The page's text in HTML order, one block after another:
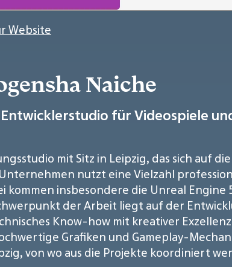
Website
Naiche
für Videospiele
mit Sitz in Leipzig, das sich auf
nutzt eine Vielzahl
insbesondere die Unreal Engine
der Arbeit liegt auf der
Know-how mit kreativer
Grafiken und Gameplay-
von wo aus die Projekte koordiniert